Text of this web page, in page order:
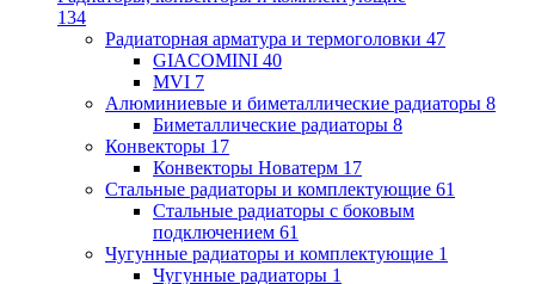
134
Радиаторная арматура и термоголовки 47
GIACOMINI 40
MVI 7
Алюминиевые и биметаллические радиаторы 8
Биметаллические радиаторы 8
Конвекторы 17
Конвекторы Новатерм 17
Стальные радиаторы и комплектующие 61
Стальные радиаторы с боковым
подключением 61
Чугунные радиаторы и комплектующие 1
Чугунные радиаторы 1